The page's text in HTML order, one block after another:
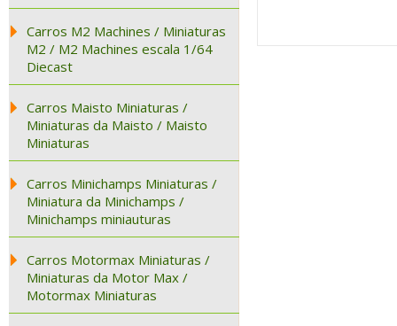
Carros M2 Machines / Miniaturas
M2 / M2 Machines escala 1/64
Diecast
Carros Maisto Miniaturas /
Miniaturas da Maisto / Maisto
Miniaturas
Carros Minichamps Miniaturas /
Miniatura da Minichamps /
Minichamps miniauturas
Carros Motormax Miniaturas /
Miniaturas da Motor Max /
Motormax Miniaturas